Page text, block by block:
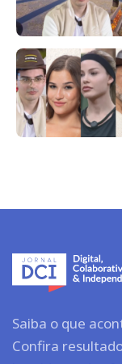
Saiba o que
Confira